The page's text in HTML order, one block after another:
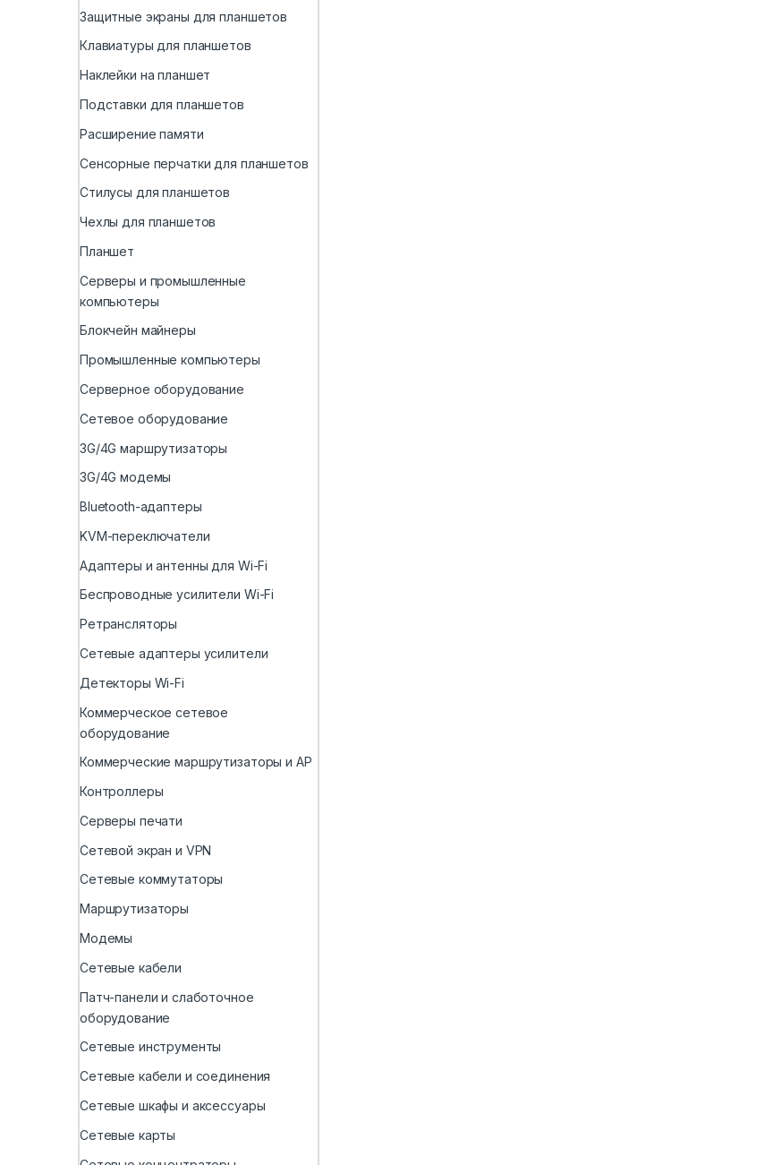
Защитные экраны для планшетов
Клавиатуры для планшетов
Наклейки на планшет
Подставки для планшетов
Расширение памяти
Сенсорные перчатки для планшетов
Стилусы для планшетов
Чехлы для планшетов
Планшет
Серверы и промышленные
компьютеры
Блокчейн майнеры
Промышленные компьютеры
Серверное оборудование
Сетевое оборудование
3G/4G маршрутизаторы
3G/4G модемы
Bluetooth-адаптеры
KVM-переключатели
Адаптеры и антенны для Wi-Fi
Беспроводные усилители Wi-Fi
Ретрансляторы
Сетевые адаптеры усилители
Детекторы Wi-Fi
Коммерческое сетевое
оборудование
Коммерческие маршрутизаторы и AP
Контроллеры
Серверы печати
Сетевой экран и VPN
Сетевые коммутаторы
Маршрутизаторы
Модемы
Сетевые кабели
Патч-панели и слаботочное
оборудование
Сетевые инструменты
Сетевые кабели и соединения
Сетевые шкафы и аксессуары
Сетевые карты